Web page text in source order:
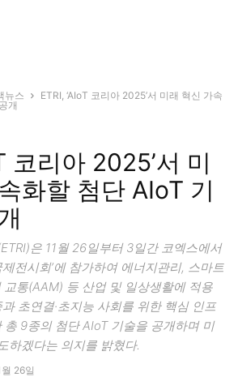
뉴스
ETRI, ‘AIoT 코리아 2025’서 미래 혁신 가속
개
코리아 2025’서 미
화할 첨단 AIoT 기
은 11월 26일부터 3일간 코엑스에서
전시회’에 참가하여 에너지관리, 스마트
교통(AAM) 등 산업 및 일상생활에 적용
초연결·초지능 사회를 위한 핵심 인프
총 9종의 첨단 AIoT 기술을 공개하며 미
하겠다는 의지를 밝혔다.
26일